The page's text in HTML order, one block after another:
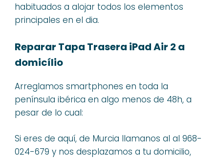
habituados a alojar todos los elementos
principales en el dia.
Reparar Tapa Trasera iPad Air 2 a
domicílio
Arreglamos smartphones en toda la
península ibérica en algo menos de 48h, a
pesar de lo cual:
Si eres de aquí, de Murcia llamanos al al 968-
024-679 y nos desplazamos a tu domicilio,